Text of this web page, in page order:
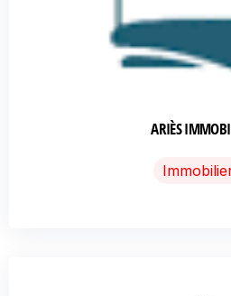
ARIÈS